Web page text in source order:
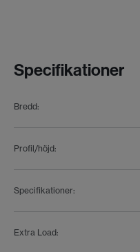
Specifikationer
Bredd:
Profil/höjd:
Specifikationer:
Extra Load: